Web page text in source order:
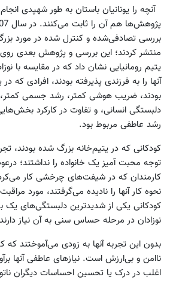
آنچه را یونانیان باستان به طور شهپدی
بررسی تصادفی‌شده و کنترل شده در مورد
منتشر کردند؛ این بررسی و پژوهش بعدی
یتیم رومانیایی نشان داد که در مقایسه با
آنها را به فرزندی پذیرفته‌ بودند، افرادی که
بودند، ضریب هوشی کمتر، رشد جسمی کمتر،
دلبستگی انسانی، و تفاوت در کارکرد
رشد عاطفی مربوط بود.
کودکانی که در یتیم‌خانه بزرگ شده بودند،
توجه محبت آمیز یک خانواده را نداشتند؛
کارمندان که در شیفت‌های چرخشی کار
نحوه کار آنها را نادیده می‌گرفتند، مورد
کودکانی یکی از شدیدترین دلبستگی‌های یک
نوزادان در مرحله حساس سنی به آن نیاز
بدون این تجربه آنها به زودی می‌آموختند که
ناامن و بی‌ارزش است. نیازهای عاطفی آنها
اغلب در درک یا تحسین احساسات دیگران